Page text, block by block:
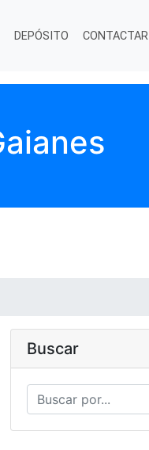
DEPÓSITO CONTACTAR
Buscar